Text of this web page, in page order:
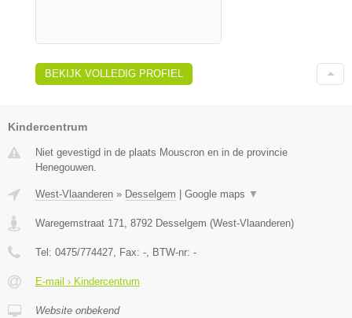
BEKIJK VOLLEDIG PROFIEL
Kindercentrum
Niet gevestigd in de plaats Mouscron en in de provincie
Henegouwen.
West-Vlaanderen » Desselgem | Google maps ▼
Waregemstraat 171 8792 Desselgem (West-Vlaanderen)
Tel: 0475/774427 , Fax: - , BTW-nr: -
E-mail › Kindercentrum
Website onbekend